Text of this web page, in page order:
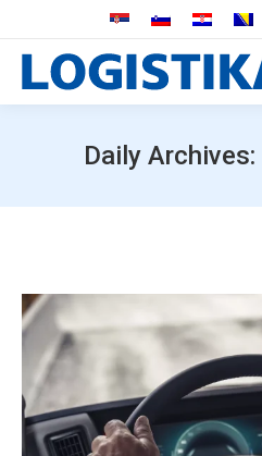
Daily Archives: